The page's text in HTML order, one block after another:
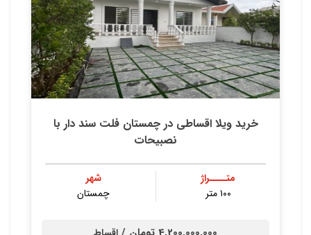
خرید ویلا اقساطی در چمستان فلت سند دار با
نصبیحات
متــــراژ
۱۰۰ متر
شهر
چمستان